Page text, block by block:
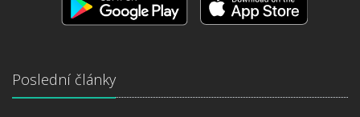
Poslední články